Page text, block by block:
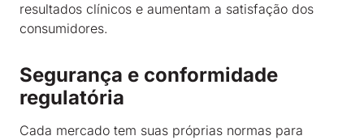
resultados clínicos e aumentam a satisfação dos
consumidores.
Segurança e conformidade
regulatória
Cada mercado tem suas próprias normas para